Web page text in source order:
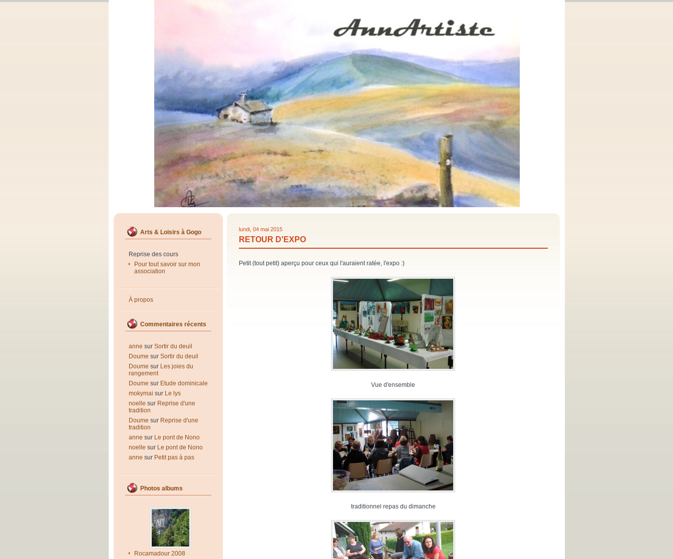
Arts & Loisirs à Gogo
Reprise des cours
Pour tout savoir sur mon
association
À propos
Commentaires récents
anne sur Sortir du deuil
Doume sur Sortir du deuil
Doume sur Les joies du
rangement
Doume sur Etude dominicale
mokymai sur Le lys
noelle sur Reprise d'une
tradition
Doume sur Reprise d'une
tradition
anne sur Le pont de Nono
noelle sur Le pont de Nono
anne sur Petit pas à pas
Photos albums
Rocamadour 2008
lundi, 04 mai 2015
RETOUR D'EXPO
Petit (tout petit) aperçu pour ceux qui l'auraient ratée, l'expo :)
Vue d'ensemble
traditionnel repas du dimanche